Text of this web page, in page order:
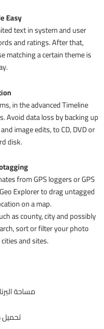
Easy
text in system and user
and ratings. After that,
matching a certain theme is
in the advanced Timeline
Avoid data loss by backing up
image edits, to CD, DVD or
disk.
from GPS loggers or GPS
Explorer to drag untagged
on a map.
as county, city and possibly
sort or filter your photo
and sites.
مساحة البرنامج 115